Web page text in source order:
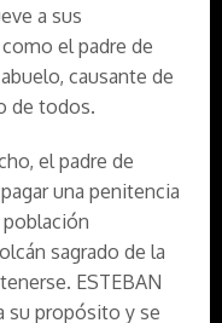
a sus
el padre de
causante de
de todos.
el padre de
una penitencia
sagrado de la
ESTEBAN
su propósito y se